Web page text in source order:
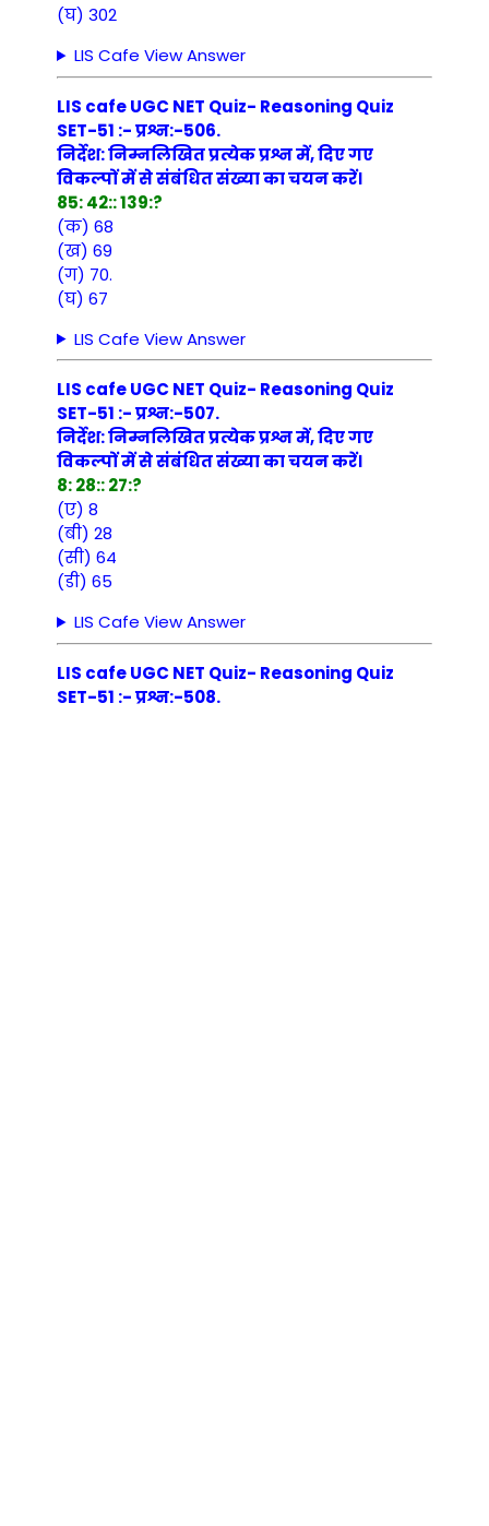
(घ) 302
LIS Cafe View Answer
LIS cafe UGC NET Quiz- Reasoning Quiz
SET-51 :- प्रश्न:-506.
निर्देश: निम्नलिखित प्रत्येक प्रश्न में, दिए गए
विकल्पों में से संबंधित संख्या का चयन करें।
85: 42:: 139:?
(क) 68
(ख) 69
(ग) 70.
(घ) 67
LIS Cafe View Answer
LIS cafe UGC NET Quiz- Reasoning Quiz
SET-51 :- प्रश्न:-507.
निर्देश: निम्नलिखित प्रत्येक प्रश्न में, दिए गए
विकल्पों में से संबंधित संख्या का चयन करें।
8: 28:: 27:?
(ए) 8
(बी) 28
(सी) 64
(डी) 65
LIS Cafe View Answer
LIS cafe UGC NET Quiz- Reasoning Quiz
SET-51 :- प्रश्न:-508.